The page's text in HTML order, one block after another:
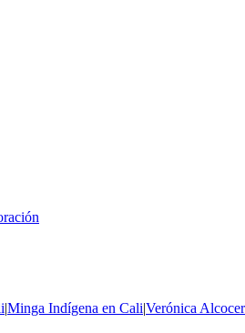
|Minga Indígena en Cali|Verónica Alcocer